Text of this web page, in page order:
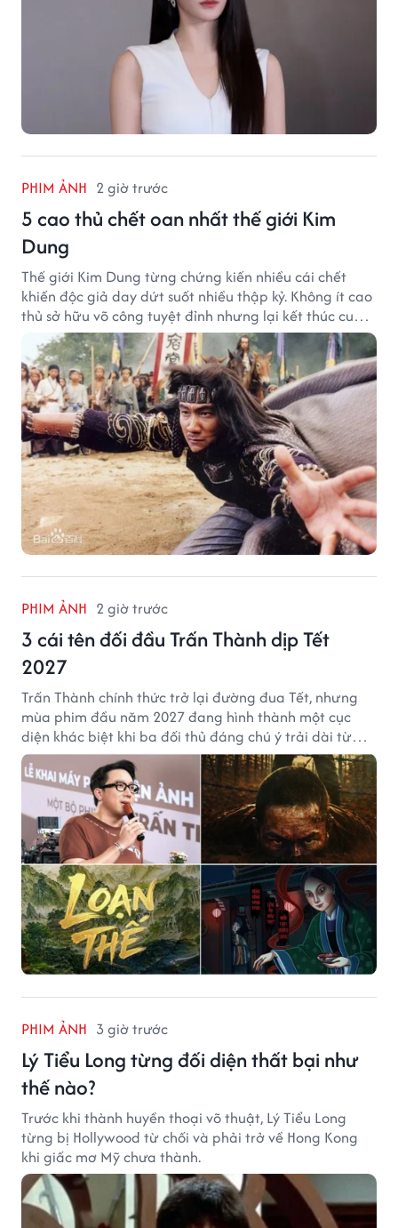
PHIM ẢNH 2 giờ trước
5 cao thủ chết oan nhất thế giới Kim
Dung
Thế giới Kim Dung từng chứng kiến nhiều cái chết
khiến độc giả day dứt suốt nhiều thập kỷ. Không ít cao
thủ sở hữu võ công tuyệt đỉnh nhưng lại kết thúc cuộc
đời trong hoàn cảnh đầy tiếc nuối.
PHIM ẢNH 2 giờ trước
3 cái tên đối đầu Trấn Thành dịp Tết
2027
Trấn Thành chính thức trở lại đường đua Tết, nhưng
mùa phim đầu năm 2027 đang hình thành một cục
diện khác biệt khi ba đối thủ đáng chú ý trải dài từ
chiến tranh, võ hiệp đến kinh dị cung đấu.
PHIM ẢNH 3 giờ trước
Lý Tiểu Long từng đối diện thất bại như
thế nào?
Trước khi thành huyền thoại võ thuật, Lý Tiểu Long
từng bị Hollywood từ chối và phải trở về Hong Kong
khi giấc mơ Mỹ chưa thành.